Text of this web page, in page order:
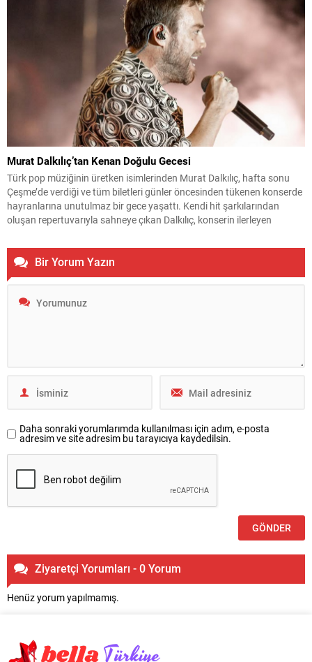
Murat Dalkılıç’tan Kenan Doğulu Gecesi
Türk pop müziğinin üretken isimlerinden Murat Dalkılıç, hafta sonu
Çeşme’de verdiği ve tüm biletleri günler öncesinden tükenen konserde
hayranlarına unutulmaz bir gece yaşattı. Kendi hit şarkılarından
oluşan repertuvarıyla sahneye çıkan Dalkılıç, konserin ilerleyen
Sanatçının bu sürpriz performansı izleyicilerden büyük alkış alırken,
konserden...
Bir Yorum Yazın
Daha sonraki yorumlarımda kullanılması için adım, e-posta
adresim ve site adresim bu tarayıcıya kaydedilsin.
Ziyaretçi Yorumları - 0 Yorum
Henüz yorum yapılmamış.